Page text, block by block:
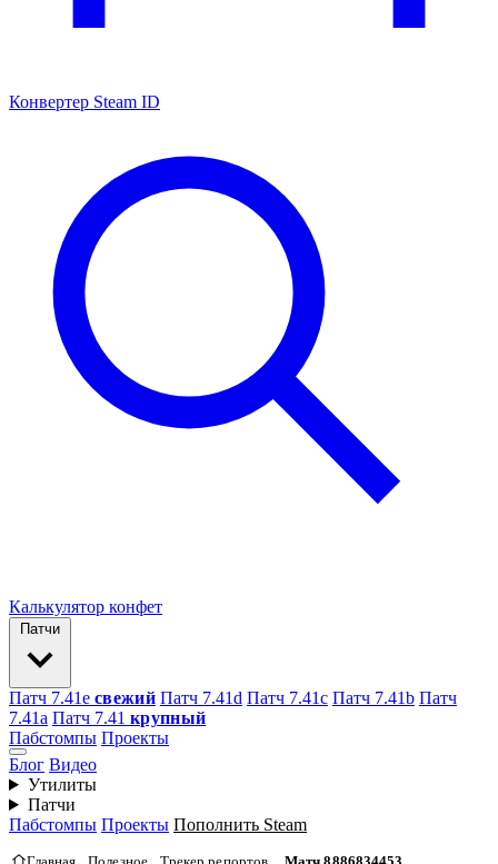
Конвертер Steam ID
Калькулятор конфет
Патчи
Патч 7.41e свежий Патч 7.41d Патч 7.41c Патч 7.41b Патч
7.41а Патч 7.41 крупный
Пабстомпы Проекты
Блог Видео
Утилиты
Патчи
Пабстомпы Проекты Пополнить Steam
Главная Полезное Трекер репортов Матч 8886834453